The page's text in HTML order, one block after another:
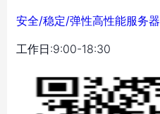
安全/稳定/弹性高性能服务器
工作日:9:00-18:30